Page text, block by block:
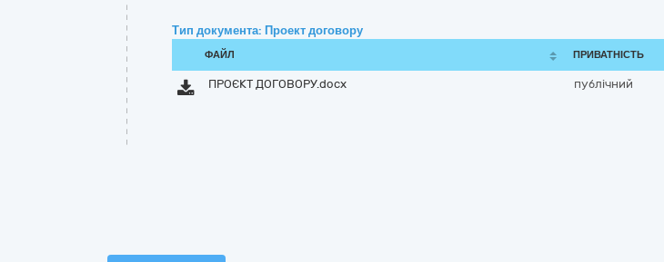
Тип документа: Проект договору
ФАЙЛ ПРИВАТНІСТЬ
ПРОЄКТ ДОГОВОРУ.docx публічний